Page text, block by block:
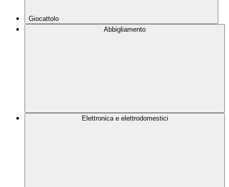
Giocattolo
Abbigliamento
Elettronica e elettrodomestici